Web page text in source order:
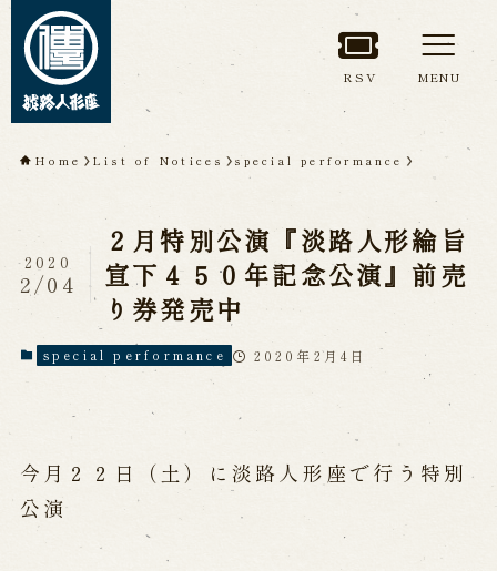
TOP
About Awaji
Ningyoza(Awaji Puppet
Theater)
About ’Awaji Ningyoza'
Living National Treasure, the late
Master Tsuruzawa Tomoji
Origin of the Awaji Ningyoza
People trained at the Awaji
Inheriting Awaji Ningyo Joruri
Performances info
RSV MENU
Home List of Notices special performance
２月特別公演『淡路人形綸旨
宣下４５０年記念公演』前売
り券発売中
2020
2/04
special performance 2020年2月4日
今月２２日（土）に淡路人形座で行う特別
公演